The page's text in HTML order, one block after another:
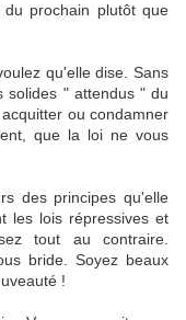
prochain plutôt que
qu'elle dise. Sans
solides " attendus " du
ou condamner
que la loi ne vous
des principes qu'elle
les lois répressives et
tout au contraire.
bride. Soyez beaux
!